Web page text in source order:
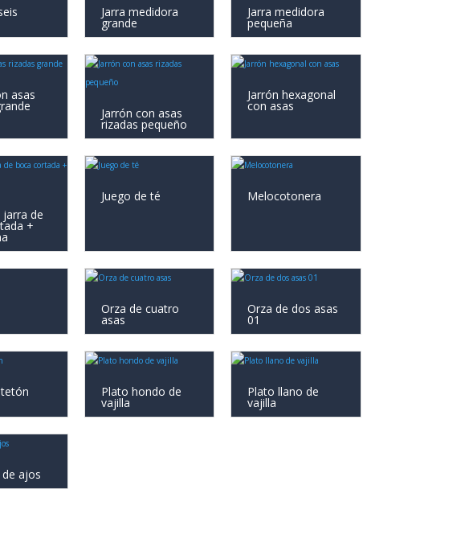
Jarra medidora
grande
Jarra medidora
pequeña
asas
Jarrón con asas
rizadas pequeño
Jarrón hexagonal
con asas
jarra de
+
Juego de té Melocotonera
Orza de cuatro
asas
Orza de dos asas
01
Plato hondo de
vajilla
Plato llano de
vajilla
ajos